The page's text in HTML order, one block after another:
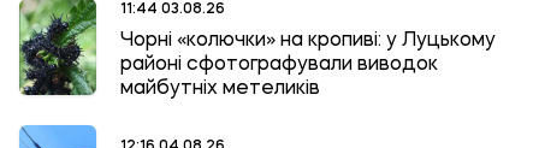
11:44 03.08.26
Чорні «колючки» на кропиві: у Луцькому
районі сфотографували виводок
майбутніх метеликів